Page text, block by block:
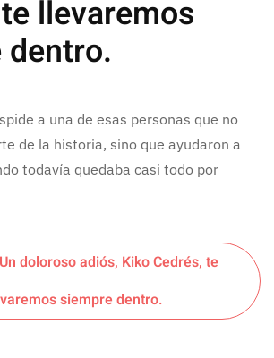
llevaremos
a una de esas personas que no
de la historia, sino que ayudaron a
todavía quedaba casi todo por
doloroso adiós, Kiko Cedrés, te
siempre dentro.